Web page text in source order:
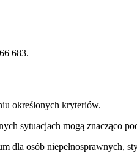
683.
określonych kryteriów.
sytuacjach mogą znacząco
dla osób niepełnosprawnych,